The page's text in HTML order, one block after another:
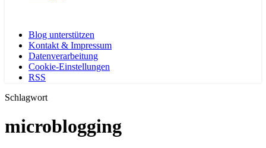
Blog unterstützen
Kontakt & Impressum
Datenverarbeitung
Cookie-Einstellungen
RSS
Schlagwort
microblogging